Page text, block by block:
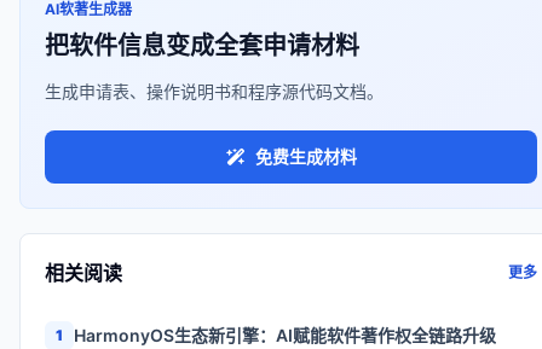
AI软著生成器
把软件信息变成全套申请材料
生成申请表、操作说明书和程序源代码文档。
免费生成材料
相关阅读 更多
1 HarmonyOS生态新引擎：AI赋能软件著作权全链路升级